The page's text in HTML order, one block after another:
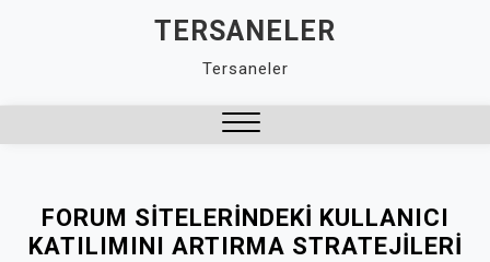
TERSANELER
Tersaneler
FORUM SITELERINDEKI KULLANICI
KATILIMINI ARTIRMA STRATEJILERI